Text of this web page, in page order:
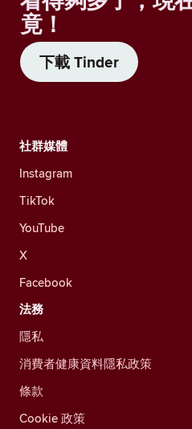
竟！
下載 Tinder
社群媒體
Instagram
TikTok
YouTube
X
Facebook
法務
隱私
消費者健康資料隱私政策
條款
Cookie 政策